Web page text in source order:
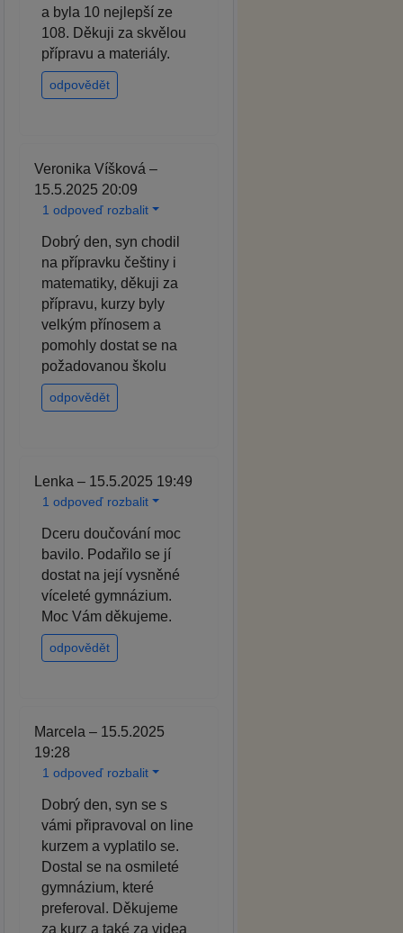
a byla 10 nejlepší ze
108. Děkuji za skvělou
přípravu a materiály.
odpovědět
Veronika Víšková –
15.5.2025 20:09
1 odpoveď rozbalit
Dobrý den, syn chodil
na přípravku češtiny i
matematiky, děkuji za
přípravu, kurzy byly
velkým přínosem a
pomohly dostat se na
požadovanou školu
odpovědět
Lenka – 15.5.2025 19:49
1 odpoveď rozbalit
Dceru doučování moc
bavilo. Podařilo se jí
dostat na její vysněné
víceleté gymnázium.
Moc Vám děkujeme.
odpovědět
Marcela – 15.5.2025
19:28
1 odpoveď rozbalit
Dobrý den, syn se s
vámi připravoval on line
kurzem a vyplatilo se.
Dostal se na osmileté
gymnázium, které
preferoval. Děkujeme
za kurz a také za videa